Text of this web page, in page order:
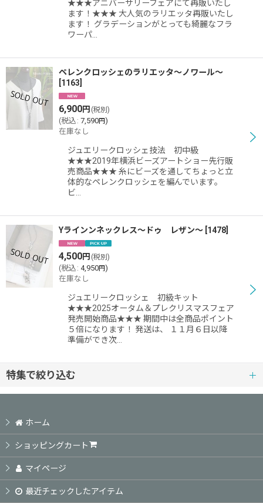
★★★アニバーサリーフェアにて再販いたし
ます！★★★ 大人気のラリエッタ再販いたし
ます！ グラデーションがとっても綺麗なフラ
ワーパ…
ペレンクロッシェのラリエッタ〜ノワール〜
1163
6,900円 (税別)
(税込 : 7,590円)
在庫なし
ジュエリークロッシェ技法 初中級
★★★2019年横浜ビーズアートショー先行販
売商品★★★ 糸にビーズを通してちょっと立
体的なペレンクロッシェを編んでいます。
ビ…
Yラインンネックレス〜ドゥ レザン〜 1478
4,500円 (税別)
(税込 : 4,950円)
在庫なし
ジュエリークロッシェ 初級キット
★★★2025オータム＆プレクリスマスフェア
発売開始商品★★★ 期間中は全商品ポイント
５倍になります！ 発送は、 １１月６日以降
準備ができ次…
特集で絞り込む
初中級レベル
中級レベル
中上級レベル
ホーム
ショッピングカート
マイページ
最近チェックしたアイテム